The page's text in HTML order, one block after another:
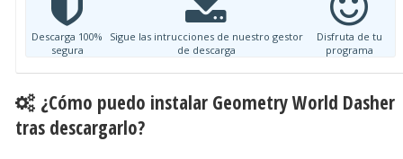
Descarga 100%
segura
Sigue las intrucciones de nuestro gestor
de descarga
Disfruta de tu
programa
¿Cómo puedo instalar Geometry World Dasher
tras descargarlo?